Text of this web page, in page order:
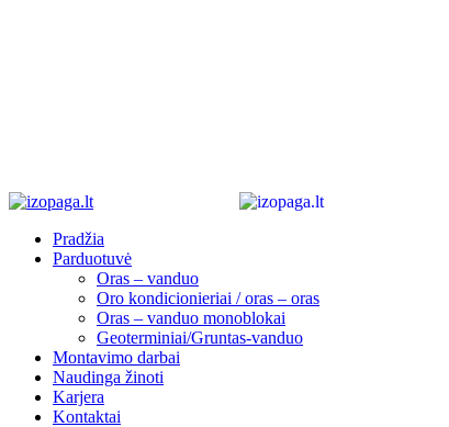
Pradžia
Parduotuvė
Oras – vanduo
Oro kondicionieriai / oras – oras
Oras – vanduo monoblokai
Geoterminiai/Gruntas-vanduo
Montavimo darbai
Naudinga žinoti
Karjera
Kontaktai